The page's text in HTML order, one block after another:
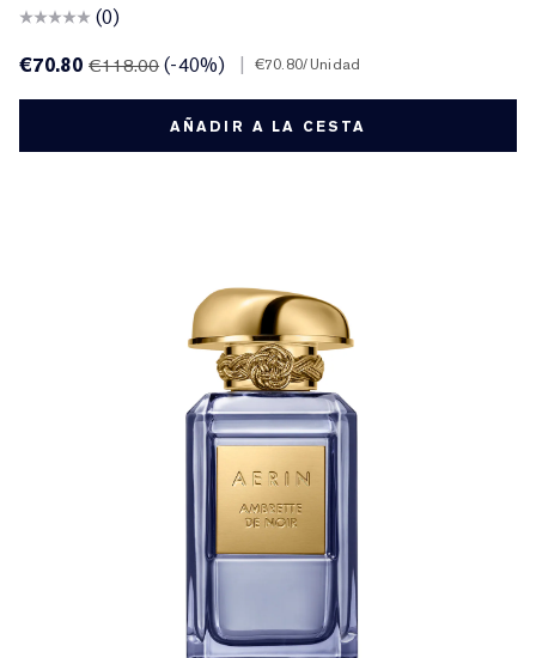
(0)
€70.80€118.00 (-40%) | €70.80/Unidad
AÑADIR A LA CESTA